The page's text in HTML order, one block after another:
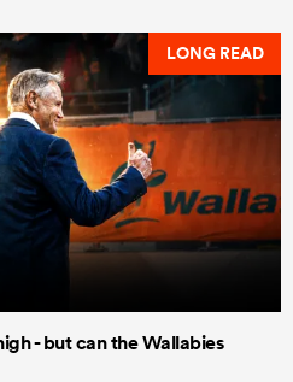
LONG READ
- but can the Wallabies